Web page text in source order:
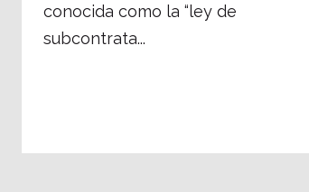
conocida como la “ley de
subcontrata...